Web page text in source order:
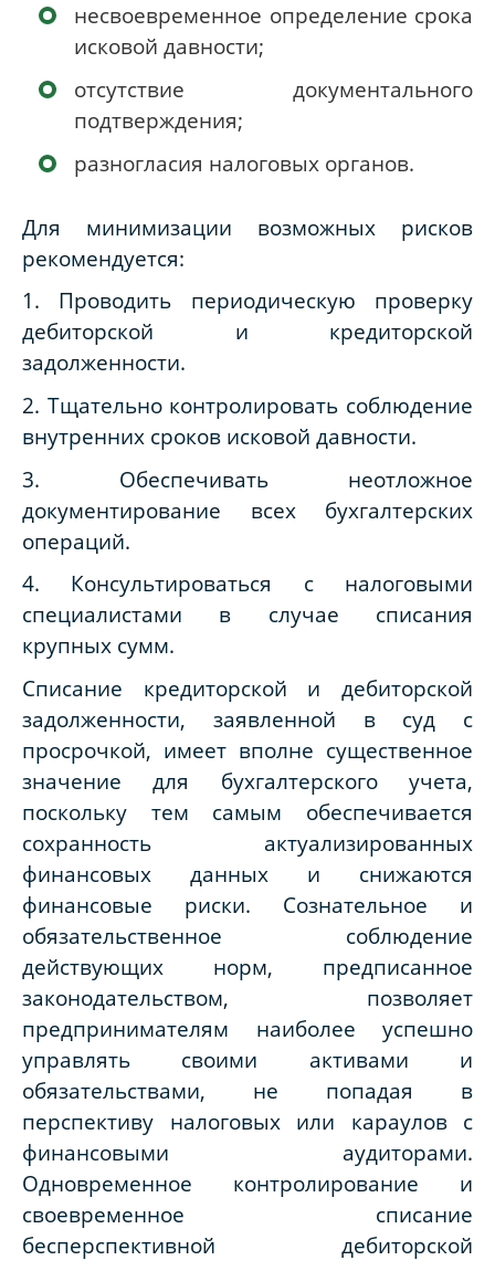
несвоевременное определение срока
исковой давности;
отсутствие документального
подтверждения;
разногласия налоговых органов.
Для минимизации возможных рисков
рекомендуется:
1. Проводить периодическую проверку
дебиторской и кредиторской
задолженности.
2. Тщательно контролировать соблюдение
внутренних сроков исковой давности.
3. Обеспечивать неотложное
документирование всех бухгалтерских
операций.
4. Консультироваться с налоговыми
специалистами в случае списания
крупных сумм.
Списание кредиторской и дебиторской
задолженности, заявленной в суд с
просрочкой, имеет вполне существенное
значение для бухгалтерского учета,
поскольку тем самым обеспечивается
сохранность актуализированных
финансовых данных и снижаются
финансовые риски. Сознательное и
обязательственное соблюдение
действующих норм, предписанное
законодательством, позволяет
предпринимателям наиболее успешно
управлять своими активами и
обязательствами, не попадая в
перспективу налоговых или караулов с
финансовыми аудиторами.
Одновременное контролирование и
своевременное списание
бесперспективной дебиторской